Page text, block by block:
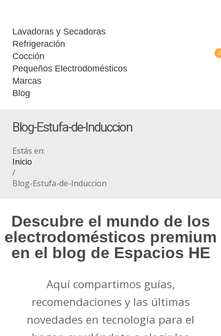
Lavadoras y Secadoras
Refrigeración
Cocción
Pequeños Electrodomésticos
Marcas
Blog
0
Blog-Estufa-de-Induccion
Estás en:
Inicio
/
Blog-Estufa-de-Induccion
Descubre el mundo de los
electrodomésticos premium
en el blog de Espacios HE
Aquí compartimos guías,
recomendaciones y las últimas
novedades en tecnología para el